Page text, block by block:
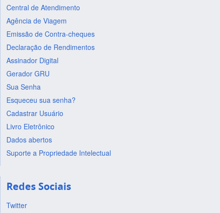
Central de Atendimento
Agência de Viagem
Emissão de Contra-cheques
Declaração de Rendimentos
Assinador Digital
Gerador GRU
Sua Senha
Esqueceu sua senha?
Cadastrar Usuário
Livro Eletrônico
Dados abertos
Suporte a Propriedade Intelectual
Redes Sociais
Twitter